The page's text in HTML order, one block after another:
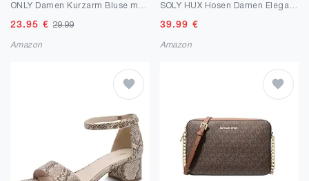
23.95 €29.99
Amazon
39.99 €
Amazon